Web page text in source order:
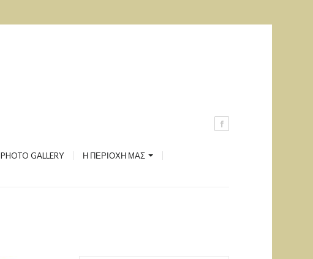
PHOTO GALLERY Η ΠΕΡΙΟΧΗ ΜΑΣ